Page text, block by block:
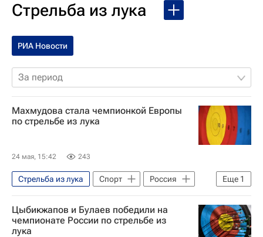
Стрельба из лука
РИА Новости
За период
Махмудова стала чемпионкой Европы
по стрельбе из лука
24 мая, 15:42 243
Еще 1
Стрельба из лука Спорт
Россия
Турция
Цыбикжапов и Булаев победили на
чемпионате России по стрельбе из
лука